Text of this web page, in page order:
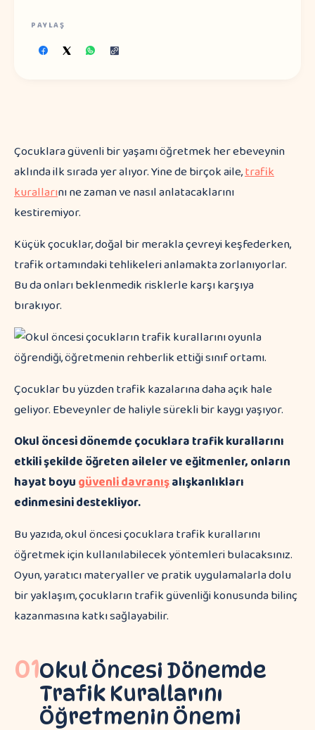
PAYLAŞ
Çocuklara güvenli bir yaşamı öğretmek her ebeveynin
aklında ilk sırada yer alıyor. Yine de birçok aile,trafik
kurallarını ne zaman ve nasıl anlatacaklarını
kestiremiyor.
Küçük çocuklar, doğal bir merakla çevreyi keşfederken,
trafik ortamındaki tehlikeleri anlamakta zorlanıyorlar.
Bu da onları beklenmedik risklerle karşı karşıya
bırakıyor.
Çocuklar bu yüzden trafik kazalarına daha açık hale
geliyor. Ebeveynler de haliyle sürekli bir kaygı yaşıyor.
Okul öncesi dönemde çocuklara trafik kurallarını
etkili şekilde öğreten aileler ve eğitmenler, onların
hayat boyugüvenli davranışalışkanlıkları
edinmesini destekliyor.
Bu yazıda, okul öncesi çocuklara trafik kurallarını
öğretmek için kullanılabilecek yöntemleri bulacaksınız.
Oyun, yaratıcı materyaller ve pratik uygulamalarla dolu
bir yaklaşım, çocukların trafik güvenliği konusunda bilinç
kazanmasına katkı sağlayabilir.
01Okul Öncesi Dönemde
Trafik Kurallarını
Öğretmenin Önemi